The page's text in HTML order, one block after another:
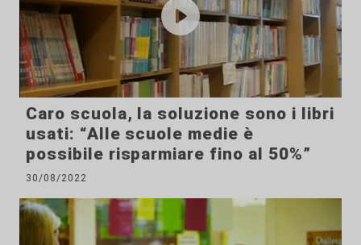
Caro scuola, la soluzione sono i libri
usati: “Alle scuole medie è
possibile risparmiare fino al 50%”
30/08/2022